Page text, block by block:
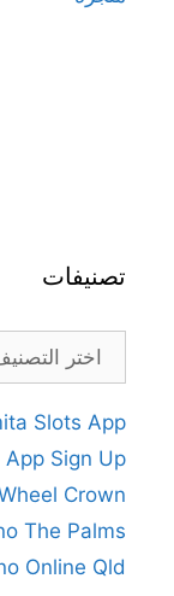
تصنيفات
تصنيفات
Slots App
Sign Up
Crown
The Palms
Online Qld